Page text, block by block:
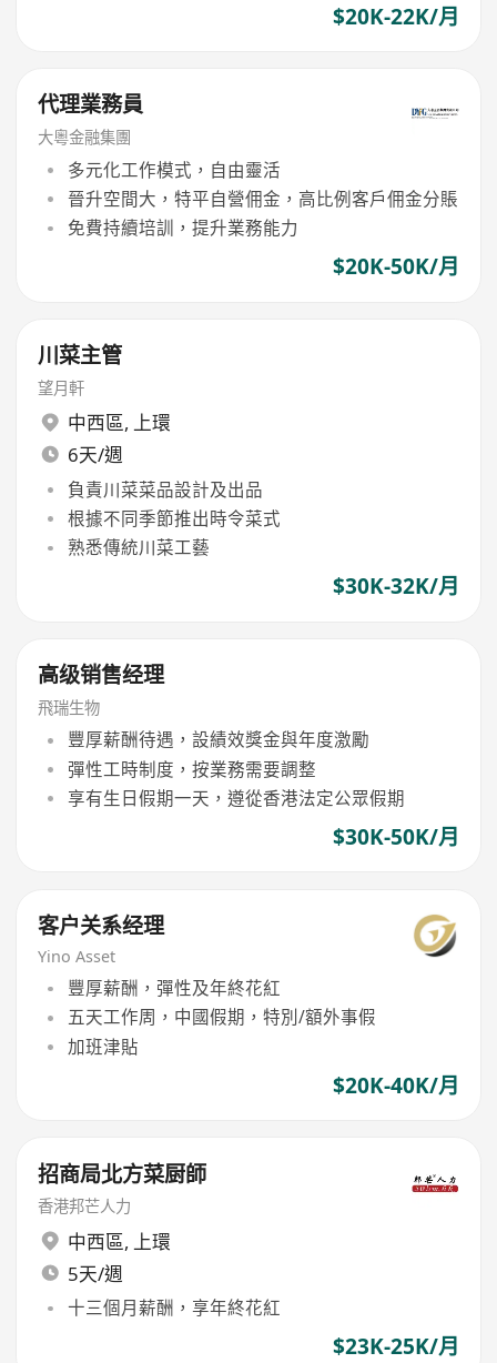
$20K-22K/月
代理業務員
大粵金融集團
多元化工作模式，自由靈活
晉升空間大，特平自營佣金，高比例客戶佣金分賬
免費持續培訓，提升業務能力
$20K-50K/月
川菜主管
望月軒
中西區, 上環
6天/週
負責川菜菜品設計及出品
根據不同季節推出時令菜式
熟悉傳統川菜工藝
$30K-32K/月
高级销售经理
飛瑞生物
豐厚薪酬待遇，設績效獎金與年度激勵
彈性工時制度，按業務需要調整
享有生日假期一天，遵從香港法定公眾假期
$30K-50K/月
客户关系经理
Yino Asset
豐厚薪酬，彈性及年終花紅
五天工作周，中國假期，特別/額外事假
加班津貼
$20K-40K/月
招商局北方菜厨師
香港邦芒人力
中西區, 上環
5天/週
十三個月薪酬，享年終花紅
$23K-25K/月